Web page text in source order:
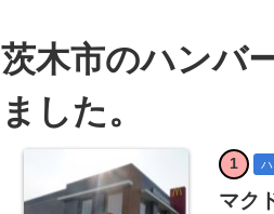
茨木市のハンバ
ました。
1
マク